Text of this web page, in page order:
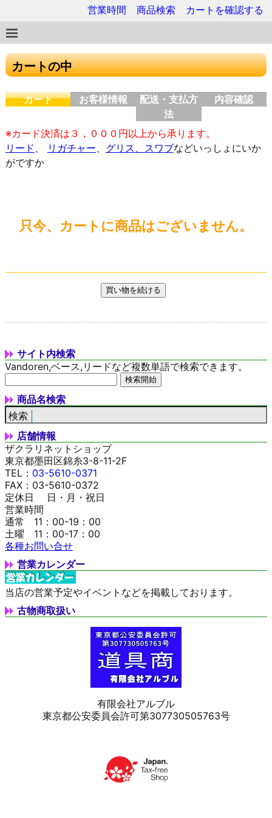
営業時間 商品検索 カートを確認する
カートの中
カート お客様情報
配送・支払方
法
内容確認
※カード決済は３，０００円以上から承ります。
リード 、 リガチャー、 グリス、スワブなどいっしょにいか
がですか
只今、カートに商品はございません。
サイト内検索
Vandoren,ベース,リードなど複数単語で検索できます。
商品名検索
店舗情報
ザクラリネットショップ
東京都墨田区錦糸3-8-11-2F
TEL： 03-5610-0371
FAX：03-5610-0372
定休日 日・月・祝日
営業時間
通常 11：00-19：00
土曜 11：00-17：00
各種お問い合せ
営業カレンダー
当店の営業予定やイベントなどを掲載しております。
古物商取扱い
有限会社アルブル
東京都公安委員会許可第307730505763号